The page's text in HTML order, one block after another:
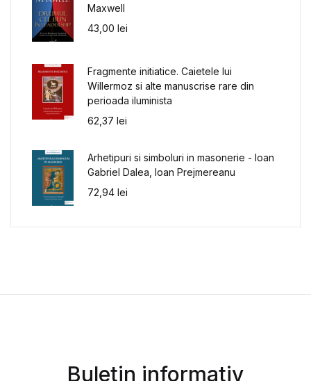
Maxwell
43,00 lei
Fragmente initiatice. Caietele lui
Willermoz si alte manuscrise rare din
perioada iluminista
62,37 lei
Arhetipuri si simboluri in masonerie - Ioan
Gabriel Dalea, Ioan Prejmereanu
72,94 lei
Buletin informativ